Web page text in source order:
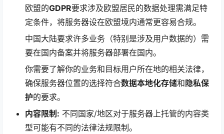
欧盟的GDPR要求涉及欧盟居民的数据处理需满足特
定条件，将服务器设在欧盟境内通常更容易合规。
中国大陆要求许多业务（特别是涉及用户数据的）需
要在国内备案并将服务器部署在国内。
你需要了解你的业务和目标用户所在地的相关法律，
确保服务器位置的选择符合数据本地化存储和隐私保
护的要求。
内容限制: 不同国家/地区对于服务器上托管的内容类
型可能有不同的法律法规限制。